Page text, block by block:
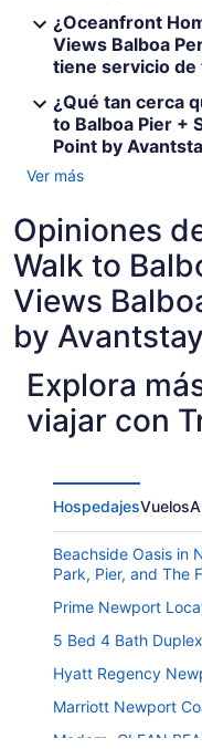
¿Oceanfront
Views Balboa
tiene servicio de
¿Qué tan cerca
to Balboa Pier +
Point by
Ver más
Opiniones
Walk to
Views
by Avantstay
Explora
viajar con
HospedajesVuelos
Beachside Oasis in
Park, Pier, and The
Prime Newport
5 Bed 4 Bath
Hyatt Regency
Marriott Newport
Modern, CLEAN